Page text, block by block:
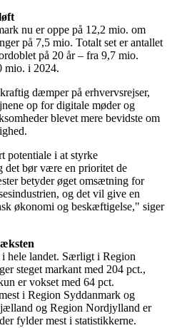
nu er oppe på 12,2 mio. om
på 7,5 mio. Totalt set er antallet
på 20 år – fra 9,7 mio.
mio. i 2024.
dæmper på erhvervsrejser,
op for digitale møder og
blevet mere bevidste om
potentiale i at styrke
det bør være en prioritet de
betyder øget omsætning for
og det vil give en
økonomi og beskæftigelse," siger
hele landet. Særligt i Region
steget markant med 204 pct.,
er vokset med 64 pct.
i Region Syddanmark og
og Region Nordjylland er
fylder mest i statistikkerne.